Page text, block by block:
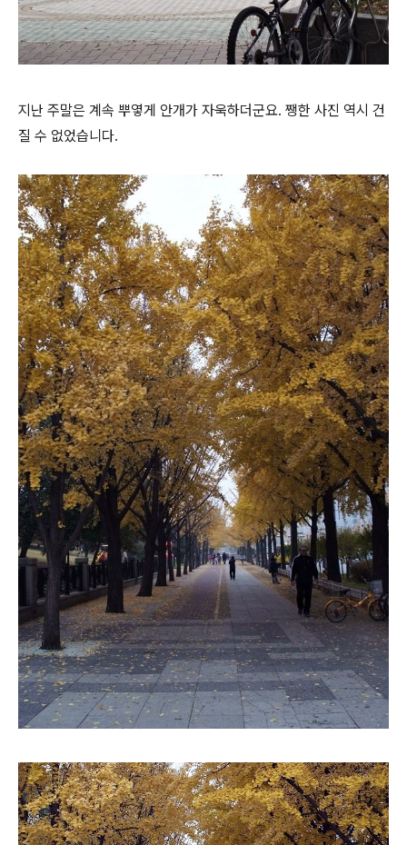
지난 주말은 계속 뿌옇게 안개가 자욱하더군요. 쨍한 사진 역시 건
질 수 없었습니다.